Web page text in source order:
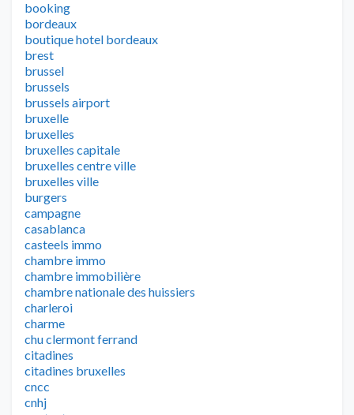
booking
bordeaux
boutique hotel bordeaux
brest
brussel
brussels
brussels airport
bruxelle
bruxelles
bruxelles capitale
bruxelles centre ville
bruxelles ville
burgers
campagne
casablanca
casteels immo
chambre immo
chambre immobilière
chambre nationale des huissiers
charleroi
charme
chu clermont ferrand
citadines
citadines bruxelles
cncc
cnhj